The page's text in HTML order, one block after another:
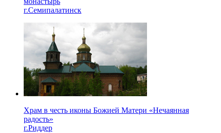
г.Семипалатинск
Храм в честь иконы Божией Матери «Нечаянная
радость»
г.Риддер